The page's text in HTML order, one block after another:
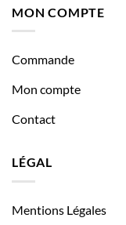
MON COMPTE
Commande
Mon compte
Contact
LÉGAL
Mentions Légales